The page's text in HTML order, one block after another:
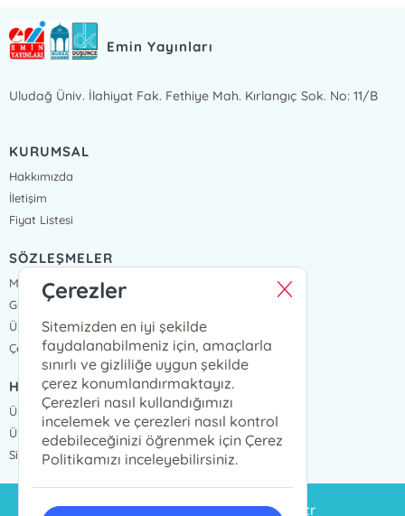
Emin Yayınları
Uludağ Üniv. İlahiyat Fak. Fethiye Mah. Kırlangıç Sok. No: 11/B
KURUMSAL
Hakkımızda
İletişim
Fiyat Listesi
SÖZLEŞMELER
Mesafeli Satış Sözleşmesi
Gizlilik Sözleşmesi
Üyelik Sözleşmesi
Çerez Politikası
HIZLI ERİŞİM
Üye Ol
Üye Giriş
Sipariş Takip
siparis@eminyayinlari.com.tr
Çerezler
Sitemizden en iyi şekilde
faydalanabilmeniz için, amaçlarla
sınırlı ve gizliliğe uygun şekilde
çerez konumlandırmaktayız.
Çerezleri nasıl kullandığımızı
incelemek ve çerezleri nasıl kontrol
edebileceğinizi öğrenmek için Çerez
Politikamızı inceleyebilirsiniz.